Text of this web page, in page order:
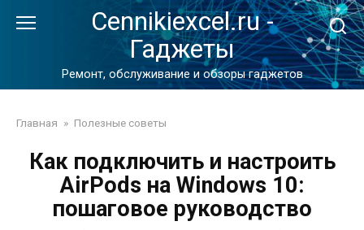
Cennikiexcel.ru -
Гаджеты
Ремонт, обслуживание и обзоры гаджетов
Главная » Полезные советы
Как подключить и настроить
AirPods на Windows 10:
пошаговое руководство